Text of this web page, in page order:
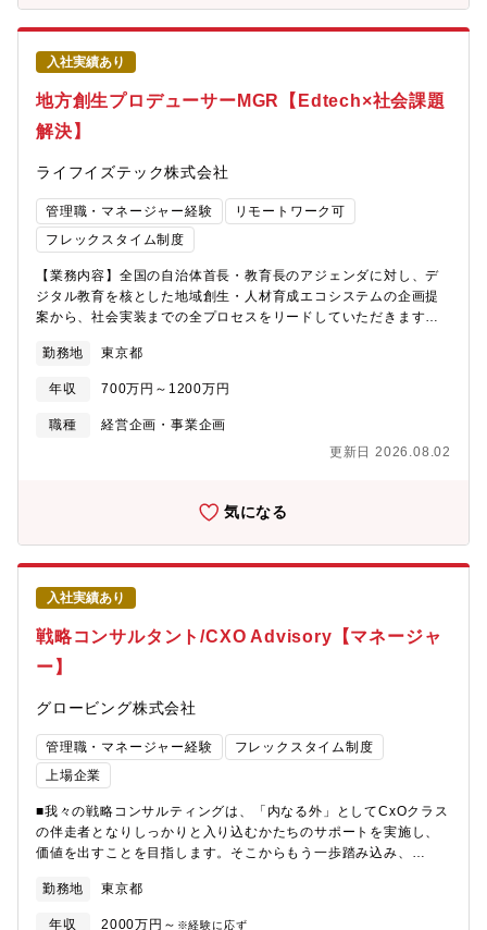
略を立案し、自治体の持続的かつ飛躍的な成長を支援します。■社
会的インパクトの創出：これらの取り組みを通じて、地域社会、
ひいては日本全体に大きなパラダイムシフトを起こすことを目指
します。【ポジションの魅力】■コンサルティングファームでは
「提言」で終わることが多い中、自ら描いた絵が予算化され、数
万人規模の中高生の学びを直接変える「社会実装」の全プロセス
を主導できます。■自治体の首長や教育長といったキーマンの懐に
責任者と共に創り上げる経験が得られます。■未だ世の中にない事
業をスピード感をもって構想し具現化できます。■地域の事情・課
題に応じたイノベーション人材育成を実装することで、地方創
生、地域社会の持続的な発展を牽引できます。【ライフイズテッ
クについて】ライフイズテックは、2010年に創業したEdTechを
軸とする社会変革カンパニーです。2011年、わずか3人の参加者
から始まったキャンプ事業を皮切りに、私たちは一貫したミッシ
ョンと、独自の強みである「LX（Learning Experience：学習体
や学校向け教材の提供、自治体向けのイノベーション人材育成プ
ログラム、企業向けDX研修など、次々と事業領域を拡大していま
に。」 ミッション：「中高生ひとり一人の可能性を、一人でも多
く、最大限伸ばす」【事業開発事業部について】2019年、新学習
全国600以上の自治体、約4,400校の公立・私立学校、約135万人
のユーザーに利用される教育インフラへと成長しています。私た
ちは単なる「教材の提供」に留まりません。学校教育でのデジタ
ル学習環境の提供に加え、課外活動としてより深く実践的な「デ
ジタル×課題解決体験」を届ける「自治体向けイノベーション人材
育成プログラム」を全国で展開し始めています。教育を起点に解
決すべき、そして解決できる社会課題は山積しています。それら
を単に既存事業の枠組みで捉えるのではなく、一つひとつの課題
を「新しい事業」として生み出し、継続的に解決していく。その
ています。
入社実績あり
地方創生プロデューサーMGR【Edtech×社会課題
解決】
ライフイズテック株式会社
管理職・マネージャー経験
リモートワーク可
フレックスタイム制度
【業務内容】全国の自治体首長・教育長のアジェンダに対し、デ
ジタル教育を核とした地域創生・人材育成エコシステムの企画提
案から、社会実装までの全プロセスをリードしていただきます。
人材育成政策に沿った、人材育成プログラムの企画 / 提案■人材プ
ログラム提供に向けた工程設計 / 管理、各ステークホルダー調整
等によるプロジェクト推進■イベント、ワークショッププログラム
の現場責任者として企画や運営準備■中高生～大人までのイベント
客満足度向上に向けた企画立案・実行【ポジションの魅力】■自ら
「社会実装」の全プロセスを主導できます。■自治体の首長や教育
長といったキーマンの懐に入り込み、日本を変える「教育×DX」
のビッグプロジェクトを、責任者と共に創り上げる経験が得られ
ます。■未だ世の中にない事業をスピード感をもって構想し具現化
できます。■地域の事情・課題に応じたイノベーション人材育成を
実装することで、地方創生、地域社会の持続的な発展を牽引でき
ます。▼ライフイズテックについて ライフイズテックは、2010
年に創業したEdTechを軸とする社会変革カンパニーです。2011
年、わずか3人の参加者から始まったキャンプ事業を皮切りに、私
Experience：学習体験）」を軸に成長を続けてきました。現在で
は、オンライン教材や学校向け教材の提供、自治体向けのイノベ
ーション人材育成プログラム、企業向けDX研修など、次々と事業
領域を拡大しています。コーポレートスローガン：「世界を変え
る力を、すべての人に。」 ミッション：「中高生ひとり一人の可
能性を、一人でも多く、最大限伸ばす」【事業開発事業部につい
て】2019年、新学習指導要領に対応した学校向けオンラインプロ
グラミング教材「ライフイズテック レッスン」をリリースしまし
立学校、約135万人のユーザーに利用される教育インフラへと成長
しています。私たちは単なる「教材の提供」に留まりません。学
勤務地 東京都
年収 700万円～1200万円
職種
経営企画・事業企画
更新日 2026.08.02
気になる
入社実績あり
戦略コンサルタント/CXO Advisory【マネージャ
ー】
グロービング株式会社
管理職・マネージャー経験
フレックスタイム制度
上場企業
■我々の戦略コンサルティングは、「内なる外」としてCxOクラス
の伴走者となりしっかりと入り込むかたちのサポートを実施し、
価値を出すことを目指します。そこからもう一歩踏み込み、
ントが、クライアントの事業の責任者やプロジェクトの責任者と
いうかたちでしっかりと入ることで、ハンズオンで改革を推進す
勤務地 東京都
年収 2000万円～ ※経験に応ず